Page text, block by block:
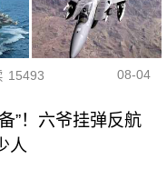
15493 08-04
”！六爷挂弹反航
人